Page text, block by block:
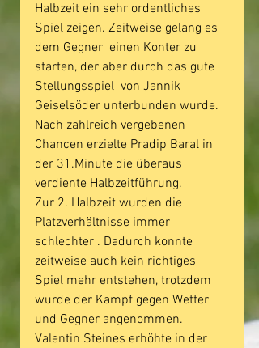
Halbzeit ein sehr ordentliches
Spiel zeigen. Zeitweise gelang es
dem Gegner  einen Konter zu
starten, der aber durch das gute
Stellungsspiel  von Jannik
Geiselsöder unterbunden wurde.
Nach zahlreich vergebenen
Chancen erzielte Pradip Baral in
der 31.Minute die überaus
verdiente Halbzeitführung.
Zur 2. Halbzeit wurden die
Platzverhältnisse immer
schlechter . Dadurch konnte
zeitweise auch kein richtiges
Spiel mehr entstehen, trotzdem
wurde der Kampf gegen Wetter
und Gegner angenommen.
Valentin Steines erhöhte in der